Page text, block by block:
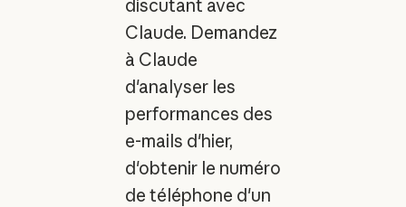
discutant avec
Claude. Demandez
à Claude
d'analyser les
performances des
e-mails d'hier,
d'obtenir le numéro
de téléphone d'un